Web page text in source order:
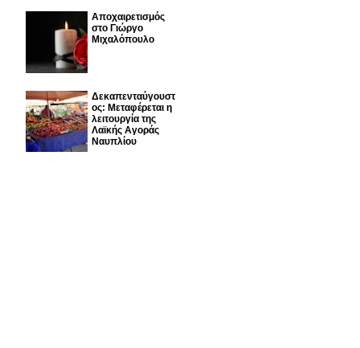
Αποχαιρετισμός
στο Γιώργο
Μιχαλόπουλο
Δεκαπενταύγουστ
ος: Μεταφέρεται η
λειτουργία της
Λαϊκής Αγοράς
Ναυπλίου